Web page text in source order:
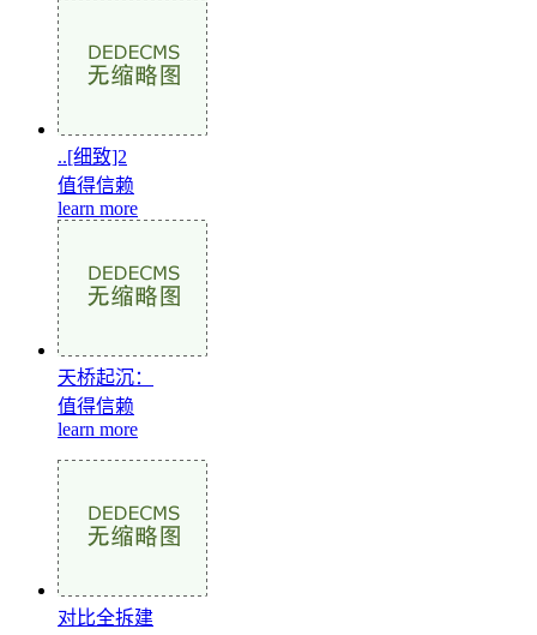
..[细致]2
值得信赖
learn more
天桥起沉：
值得信赖
learn more
对比全拆建